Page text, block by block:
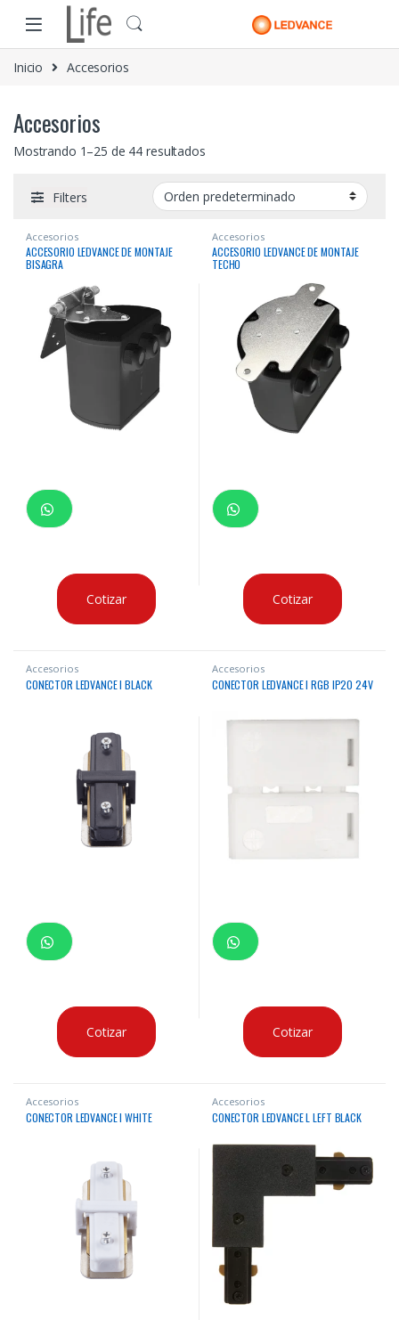
Skip to navigation
Skip to content
Inicio Accesorios
Accesorios
Mostrando 1–25 de 44 resultados
Filters
Accesorios
ACCESORIO LEDVANCE DE MONTAJE
BISAGRA
Cotizar
Accesorios
ACCESORIO LEDVANCE DE MONTAJE
TECHO
Cotizar
Accesorios
CONECTOR LEDVANCE I BLACK
Cotizar
Accesorios
CONECTOR LEDVANCE I RGB IP20 24V
Cotizar
Accesorios
CONECTOR LEDVANCE I WHITE
Accesorios
CONECTOR LEDVANCE L LEFT BLACK